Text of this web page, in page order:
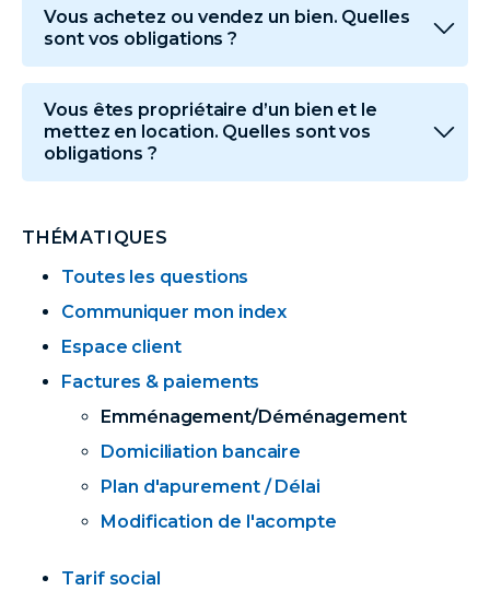
THÉMATIQUES
Toutes les questions
Communiquer mon index
Espace client
Factures & paiements
Emménagement/Déménagement
Domiciliation bancaire
Plan d'apurement / Délai
Modification de l'acompte
Tarif social
Vous achetez ou vendez un bien. Quelles
sont vos obligations ?
Vous êtes propriétaire d’un bien et le
mettez en location. Quelles sont vos
obligations ?